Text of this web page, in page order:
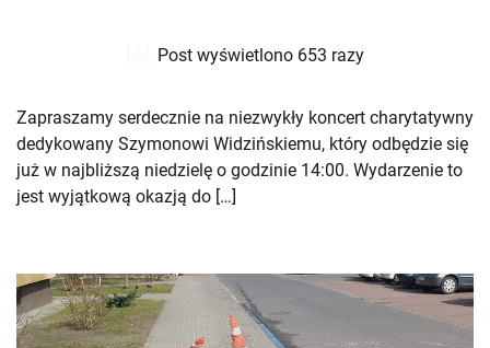
Post wyświetlono 653 razy
Zapraszamy serdecznie na niezwykły koncert charytatywny
dedykowany Szymonowi Widzińskiemu, który odbędzie się
już w najbliższą niedzielę o godzinie 14:00. Wydarzenie to
jest wyjątkową okazją do […]